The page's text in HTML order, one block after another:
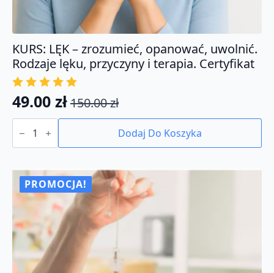
KURS: LĘK – zrozumieć, opanować, uwolnić.
Rodzaje lęku, przyczyny i terapia. Certyfikat
150.00zł
Pierwotna
cena
wynosiła:
150.00 zł.
49.00 zł
Aktualna
cena
wynosi:
49.00 zł.
ilość
KURS:
-
opanować,
uwolnić.
Rodzaje
lęku,
przyczyny
i
terapia.
Certyfikat
Dodaj Do Koszyka
PROMOCJA!